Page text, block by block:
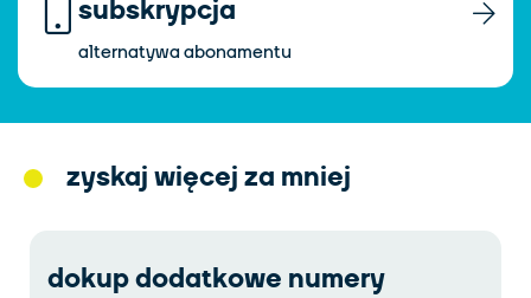
subskrypcja
alternatywa abonamentu
zyskaj więcej za mniej
dokup dodatkowe numery